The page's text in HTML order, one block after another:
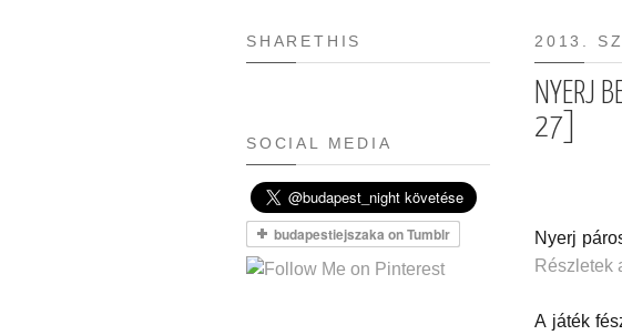
2013.
NYERJ
27]
Nyerj
Részletek
A játék
SHARETHIS
SOCIAL MEDIA